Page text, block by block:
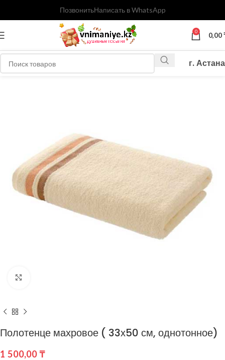
ПозвонитьНаписать в WhatsApp
0 0,00
г. Астана
Полотенце махровое ( 33х50 см, однотонное)
1 500,00 ₸